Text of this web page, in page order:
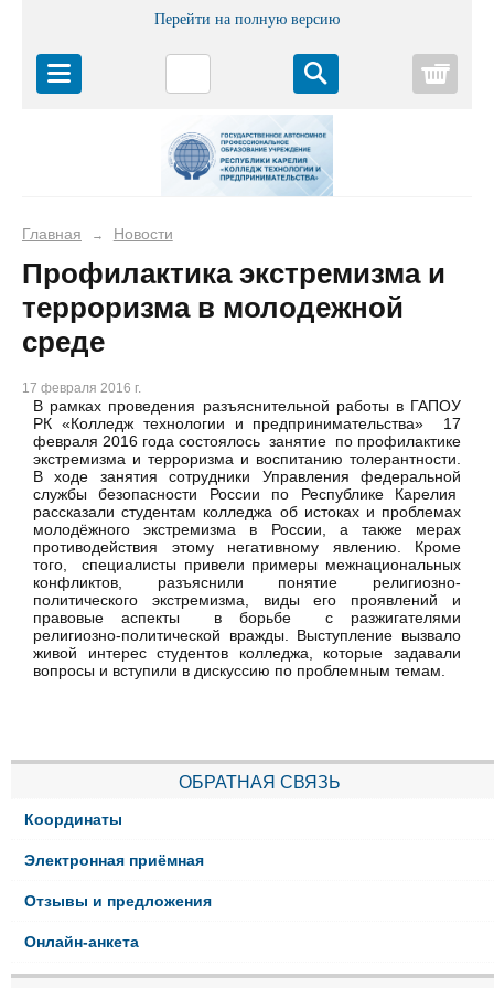
Перейти на полную версию
Главная → Новости
Профилактика экстремизма и
терроризма в молодежной
среде
17 февраля 2016 г.
В рамках проведения разъяснительной работы в ГАПОУ
РК «Колледж технологии и предпринимательства» 17
февраля 2016 года состоялось занятие по профилактике
экстремизма и терроризма и воспитанию толерантности.
В ходе занятия сотрудники Управления федеральной
службы безопасности России по Республике Карелия
рассказали студентам колледжа об истоках и проблемах
молодёжного экстремизма в России, а также мерах
противодействия этому негативному явлению. Кроме
того, специалисты привели примеры межнациональных
конфликтов, разъяснили понятие религиозно-
политического экстремизма, виды его проявлений и
правовые аспекты в борьбе с разжигателями
религиозно-политической вражды. Выступление вызвало
живой интерес студентов колледжа, которые задавали
вопросы и вступили в дискуссию по проблемным темам.
ОБРАТНАЯ СВЯЗЬ
Координаты
Электронная приёмная
Отзывы и предложения
Онлайн-анкета